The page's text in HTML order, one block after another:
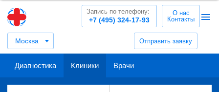
Москва Отправить заявку
+7 (495) 324-17-93
Запись по телефону:
О нас
Контакты
Диагностика Клиники Врачи